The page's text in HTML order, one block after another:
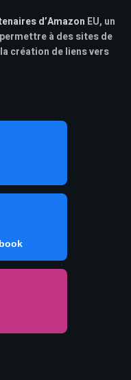
d’Amazon EU, un
à des sites de
création de liens vers